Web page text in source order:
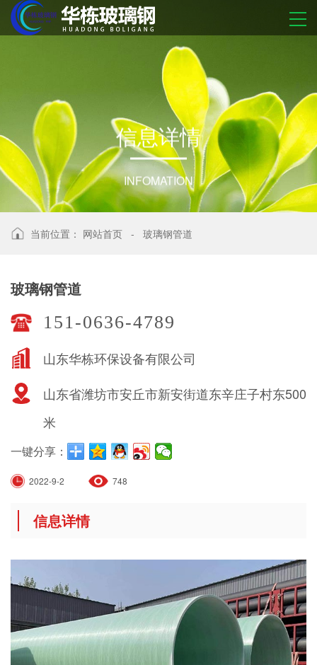
信息详情
INFOMATION
当前位置： 网站首页 - 玻璃钢管道
玻璃钢管道
151-0636-4789
山东华栋环保设备有限公司
山东省潍坊市安丘市新安街道东辛庄子村东500
米
一键分享：
2022-9-2 748
信息详情